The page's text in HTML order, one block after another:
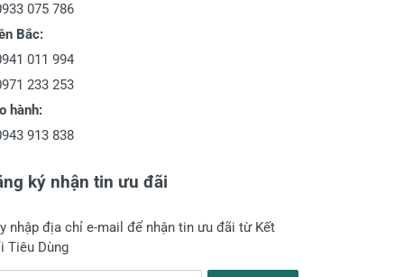
075 786
Bắc:
011 994
233 253
hành:
913 838
ký nhận tin ưu đãi
nhập địa chỉ e-mail để nhận tin ưu đãi từ Kết
Tiêu Dùng